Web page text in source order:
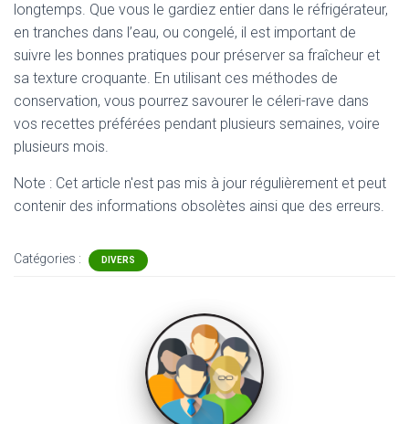
longtemps. Que vous le gardiez entier dans le réfrigérateur,
en tranches dans l’eau, ou congelé, il est important de
suivre les bonnes pratiques pour préserver sa fraîcheur et
sa texture croquante. En utilisant ces méthodes de
conservation, vous pourrez savourer le céleri-rave dans
vos recettes préférées pendant plusieurs semaines, voire
plusieurs mois.
Note : Cet article n'est pas mis à jour régulièrement et peut
contenir des informations obsolètes ainsi que des erreurs.
Catégories : DIVERS